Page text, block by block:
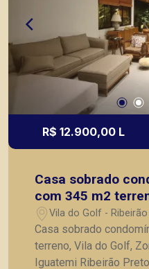
tratamento a sal - 4
completa em ar
** Exclusivo Piramid Imóveis **
uma visita neste
R$ 12.900,00 L
Casa sobrado
com 345 m2
Zona Sul, região
Ribeirão Preto SP
Vila do Golf -
Casa sobrado
terreno, Vila do Golf,
Iguatemi Ribeirão Preto SP - Pavimento